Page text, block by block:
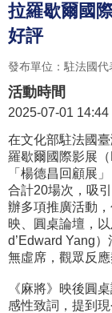
拉羅歇爾國
好評
發布單位：駐法國
活動時間
2025-07-01 14:44
在文化部駐法國
羅歇爾國際影展
「楊德昌回顧展
合計20場次，吸
辦多項推廣活動
映、圓桌論壇，
d’Edward Yang
無虛席，觀眾反應
《麻將》映後圓
感性致詞，提到